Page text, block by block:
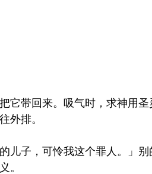
它带回来。吸气时，求神用圣
外排。
儿子，可怜我这个罪人。」别
。